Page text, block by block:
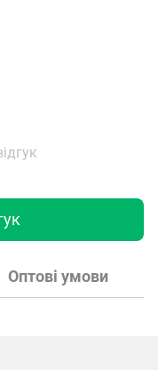
Оптові умови